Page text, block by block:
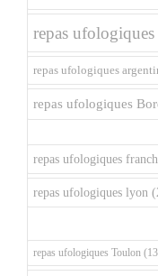
repas
repas ufologiques
repas ufologiques
repas ufologiques
repas ufologiques lyon
repas ufologiques Toulon